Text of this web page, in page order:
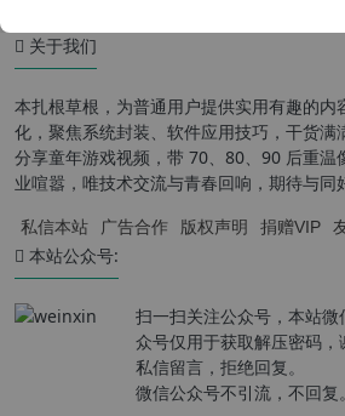
关于我们
本扎根草根，为普通用户提供实用有趣的内
化，聚焦系统封装、软件应用技巧，干货满
分享童年游戏视频，带 70、80、90 后重温
业喧嚣，唯技术交流与青春回响，期待与同
私信本站 广告合作 版权声明 捐赠VIP
本站公众号:
扫一扫关注公众号，本站微
众号仅用于获取解压密码，
私信留言，拒绝回复。
微信公众号不引流，不回复。